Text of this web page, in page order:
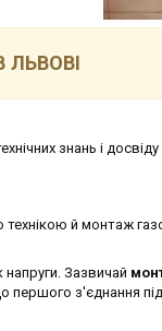
знань і
й монтаж
Зазвичай
першого з'єднання